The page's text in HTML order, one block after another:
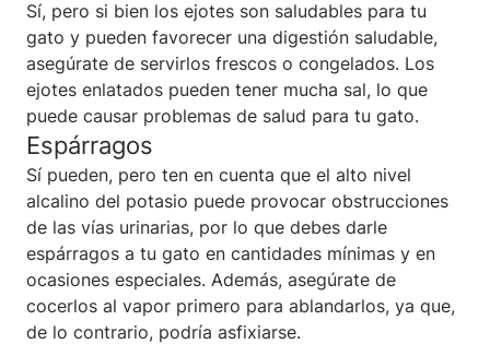
Sí, pero si bien los ejotes son saludables para tu
gato y pueden favorecer una digestión saludable,
asegúrate de servirlos frescos o congelados. Los
ejotes enlatados pueden tener mucha sal, lo que
puede causar problemas de salud para tu gato.
Espárragos
Sí pueden, pero ten en cuenta que el alto nivel
alcalino del potasio puede provocar obstrucciones
de las vías urinarias, por lo que debes darle
espárragos a tu gato en cantidades mínimas y en
ocasiones especiales. Además, asegúrate de
cocerlos al vapor primero para ablandarlos, ya que,
de lo contrario, podría asfixiarse.